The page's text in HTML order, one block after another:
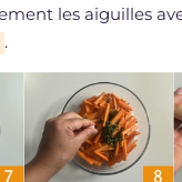
les aiguilles
.